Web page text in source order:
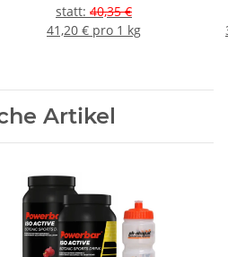
statt: 40,35 €
41,20 € pro 1 kg
Artikel